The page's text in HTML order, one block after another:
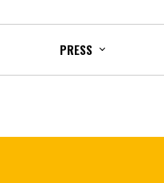
PRESS